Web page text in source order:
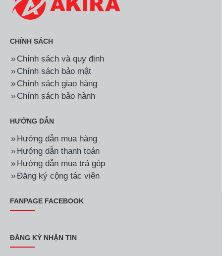
CHÍNH SÁCH
Chính sách và quy định
Chính sách bảo mật
Chính sách giao hàng
Chính sách bảo hành
HƯỚNG DẪN
Hướng dẫn mua hàng
Hướng dẫn thanh toán
Hướng dẫn mua trả góp
Đăng ký cộng tác viên
FANPAGE FACEBOOK
ĐĂNG KÝ NHẬN TIN